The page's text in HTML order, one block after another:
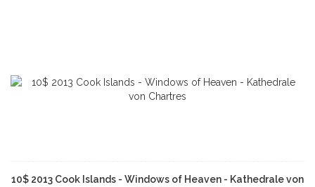
10$ 2013 Cook Islands - Windows of Heaven - Kathedrale von